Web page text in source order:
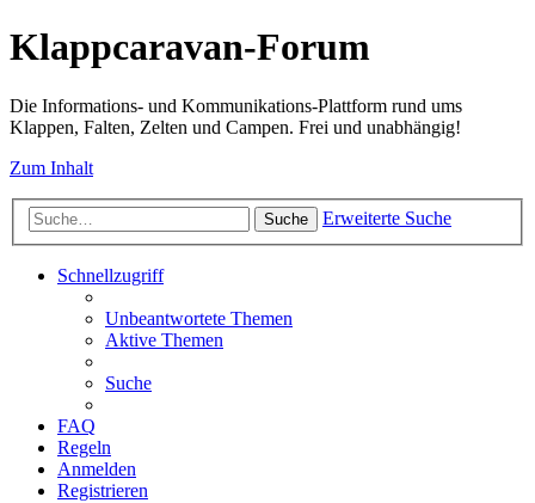
Klappcaravan-Forum
Die Informations- und Kommunikations-Plattform rund ums
Klappen, Falten, Zelten und Campen. Frei und unabhängig!
Zum Inhalt
Suche Erweiterte Suche
Schnellzugriff
Unbeantwortete Themen
Aktive Themen
Suche
FAQ
Regeln
Anmelden
Registrieren